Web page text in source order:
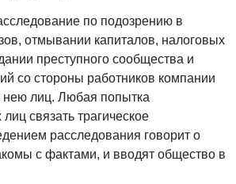
по подозрению в
отмывании капиталов, налоговых
преступного сообщества и
со стороны работников компании
нею лиц. Любая попытка
связать трагическое
расследования говорит о
с фактами, и вводят общество в